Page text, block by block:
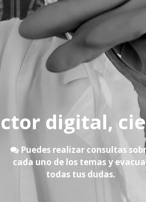
digital,
Puedes realizar consultas
cada uno de los temas y
todas tus dudas.